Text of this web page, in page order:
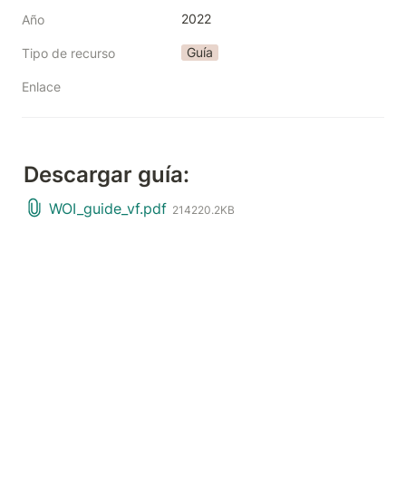
Año 2022
Tipo de recurso Guía
Enlace
Descargar guía:
WOI_guide_vf.pdf 214220.2KB